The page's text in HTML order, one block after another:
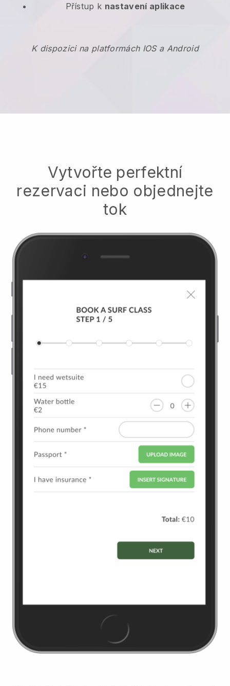
Přístup k nastavení aplikace
K dispozici na platformách IOS a Android
Vytvořte perfektní
rezervaci nebo objednejte
tok